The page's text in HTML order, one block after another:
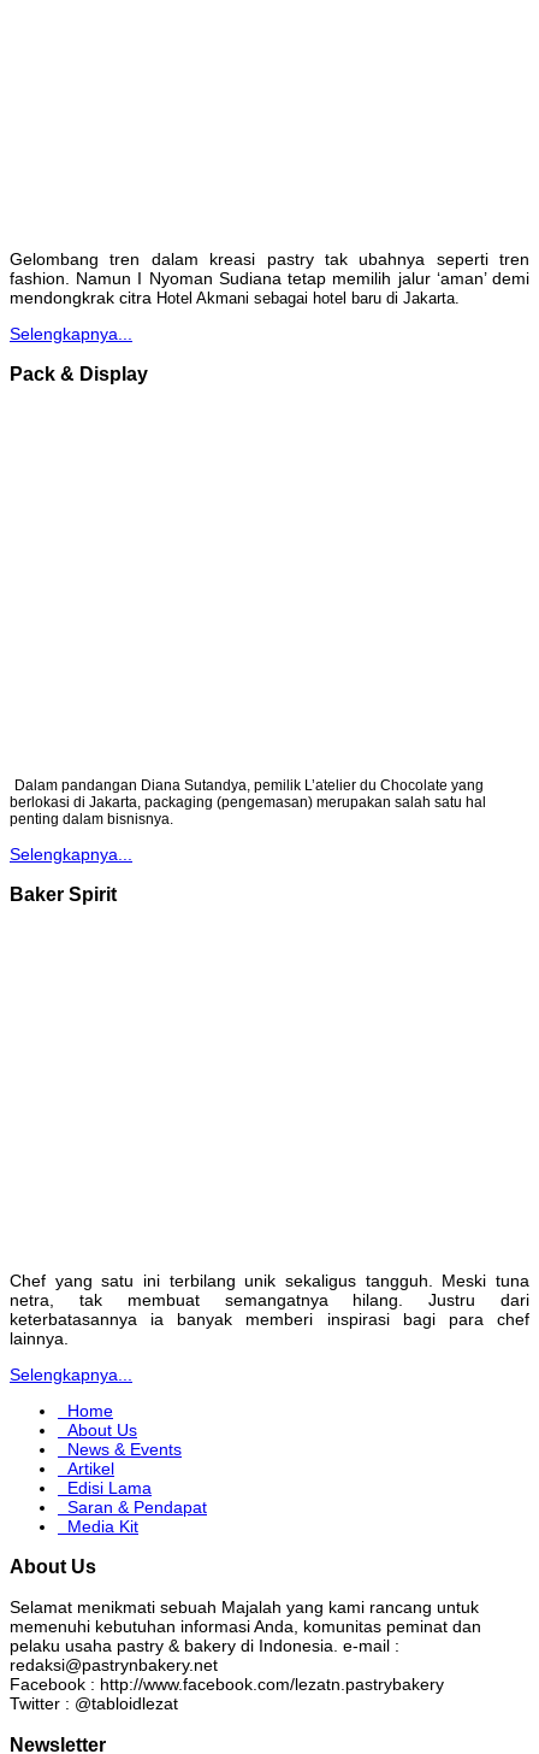
Gelombang tren dalam kreasi pastry tak ubahnya seperti tren
fashion. Namun I Nyoman Sudiana tetap memilih jalur ‘aman’ demi
mendongkrak citra Hotel Akmani sebagai hotel baru di Jakarta.
Selengkapnya...
Pack & Display
Dalam pandangan Diana Sutandya, pemilik L’atelier du Chocolate yang
berlokasi di Jakarta, packaging (pengemasan) merupakan salah satu hal
penting dalam bisnisnya.
Selengkapnya...
Baker Spirit
Chef yang satu ini terbilang unik sekaligus tangguh. Meski tuna
netra, tak membuat semangatnya hilang. Justru dari
keterbatasannya ia banyak memberi inspirasi bagi para chef
lainnya.
Selengkapnya...
Home
About Us
News & Events
Artikel
Edisi Lama
Saran & Pendapat
Media Kit
About Us
Selamat menikmati sebuah Majalah yang kami rancang untuk
memenuhi kebutuhan informasi Anda, komunitas peminat dan
pelaku usaha pastry & bakery di Indonesia. e-mail :
redaksi@pastrynbakery.net
Facebook : http://www.facebook.com/lezatn.pastrybakery
Twitter : @tabloidlezat
Newsletter